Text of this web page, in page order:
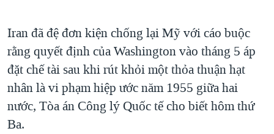
CÁC GIÁ TRỊ CỘNG HÒA Ở VIỆT NAM
THƯỢNG ĐỈNH TRUMP-KIM TẠI VIỆT NAM
NGƯ DÂN VIỆT VÀ LÀN SÓNG TRỘM HẢI SÂM
Iran đã đệ đơn kiện chống lại Mỹ với cáo buộc
rằng quyết định của Washington vào tháng 5 áp
đặt chế tài sau khi rút khỏi một thỏa thuận hạt
nhân là vi phạm hiệp ước năm 1955 giữa hai
nước, Tòa án Công lý Quốc tế cho biết hôm thứ
Ba.